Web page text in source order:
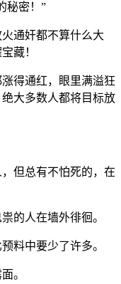
秘密！”
通奸都不算什么大
藏！
得通红，眼里满溢狂
大多数人都将目标放
但总有不怕死的，在
人在墙外徘徊。
中要少了许多。
。